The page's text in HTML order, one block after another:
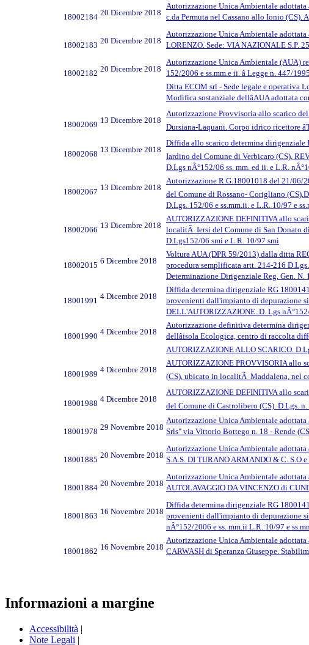
18002184 20 Dicembre 2018
Autorizzazione Unica Ambientale
c.da Permuta nel Cassano allo Ionio (CS).
18002183 20 Dicembre 2018
Autorizzazione Unica Ambientale
LORENZO. Sede: VIA NAZIONALE S.P.
18002182 20 Dicembre 2018
Autorizzazione Unica Ambientale (AUA)
152/2006 e ss.mm.e ii. â Legge n. 447/
Ditta ECOM srl - Sede legale e operativa
Modifica sostanziale dellâAUA adottata
18002069 13 Dicembre 2018
Autorizzazione Provvisoria allo scarico
Dursiana-Laquani. Corpo idrico ricettore
18002068 13 Dicembre 2018
Diffida allo scarico determina dirigenziale
Iardino del Comune di Verbicaro (CS).
D.Lgs nÂ°152/06 ss. mm. ed ii. e L.R.
18002067 13 Dicembre 2018
Autorizzazione R.G.18001018 del 21/06/
del Comune di Rossano- Corigliano
D.Lgs. 152/06 e ss.mm.ii. e L.R. 10/97 e
18002066 13 Dicembre 2018
AUTORIZZAZIONE DEFINITIVA allo
localitÃ Iersi del Comune di San Donato
D.Lgs152/06 smi e L.R. 10/97 smi
18002015 6 Dicembre 2018
Voltura AUA (DPR 59/2013) dalla ditta
procedura semplificata artt. 214-216
Determinazione Dirigenziale Reg. Gen.
18001991 4 Dicembre 2018
Diffida determina dirigenziale RG
provenienti dall'impianto di depurazione
DELL'AUTORIZZAZIONE. D. Lgs
18001990 4 Dicembre 2018
Autorizzazione definitiva determina
dellâisola Ecologica, centro di raccolta
AUTORIZZAZIONE ALLO SCARICO.
18001989 4 Dicembre 2018
AUTORIZZAZIONE PROVVISORIA allo
(CS), ubicato in localitÃ Maddalena, nel
18001988 4 Dicembre 2018
AUTORIZZAZIONE DEFINITIVA allo
del Comune di Castrolibero (CS). D.Lgs. n.
18001978 29 Novembre 2018
Autorizzazione Unica Ambientale
Srls" via Vittorio Bottego n. 18 - Rende
18001885 20 Novembre 2018
Autorizzazione Unica Ambientale
S.A.S. DI TURANO ARMANDO & C. S.O
18001884 20 Novembre 2018
Autorizzazione Unica Ambientale
AUTOLAVAGGIO DA VINCENZO di
18001863 16 Novembre 2018
Diffida determina dirigenziale RG
provenienti dall'impianto di depurazione
nÂ°152/2006 e ss. mm.ii L.R. 10/97 e
18001862 16 Novembre 2018
Autorizzazione Unica Ambientale
CARWASH di Speranza Giuseppe.
Informazioni a margine
Accessibilità |
Note Legali |